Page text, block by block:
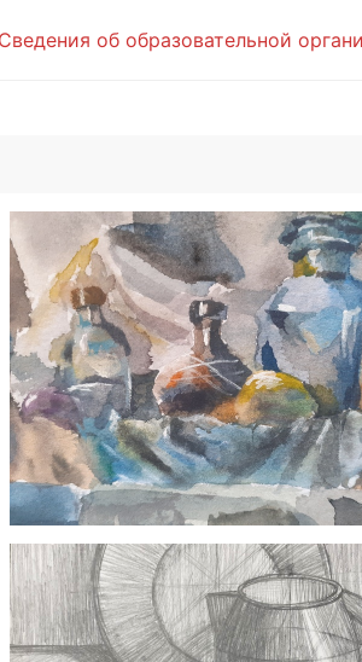
Сведения об образовательной